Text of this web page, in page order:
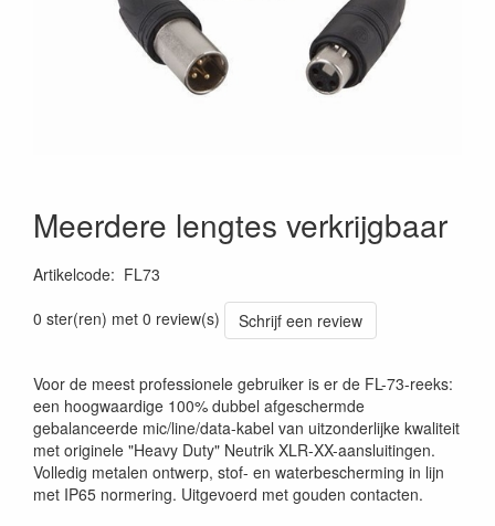
Meerdere lengtes verkrijgbaar
Artikelcode: FL73
0 ster(ren) met 0 review(s)
Schrijf een review
Voor de meest professionele gebruiker is er de FL-73-reeks:
een hoogwaardige 100% dubbel afgeschermde
gebalanceerde mic/line/data-kabel van uitzonderlijke kwaliteit
met originele "Heavy Duty" Neutrik XLR-XX-aansluitingen.
Volledig metalen ontwerp, stof- en waterbescherming in lijn
met IP65 normering. Uitgevoerd met gouden contacten.